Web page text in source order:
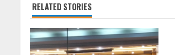
i
n
RELATED STORIES